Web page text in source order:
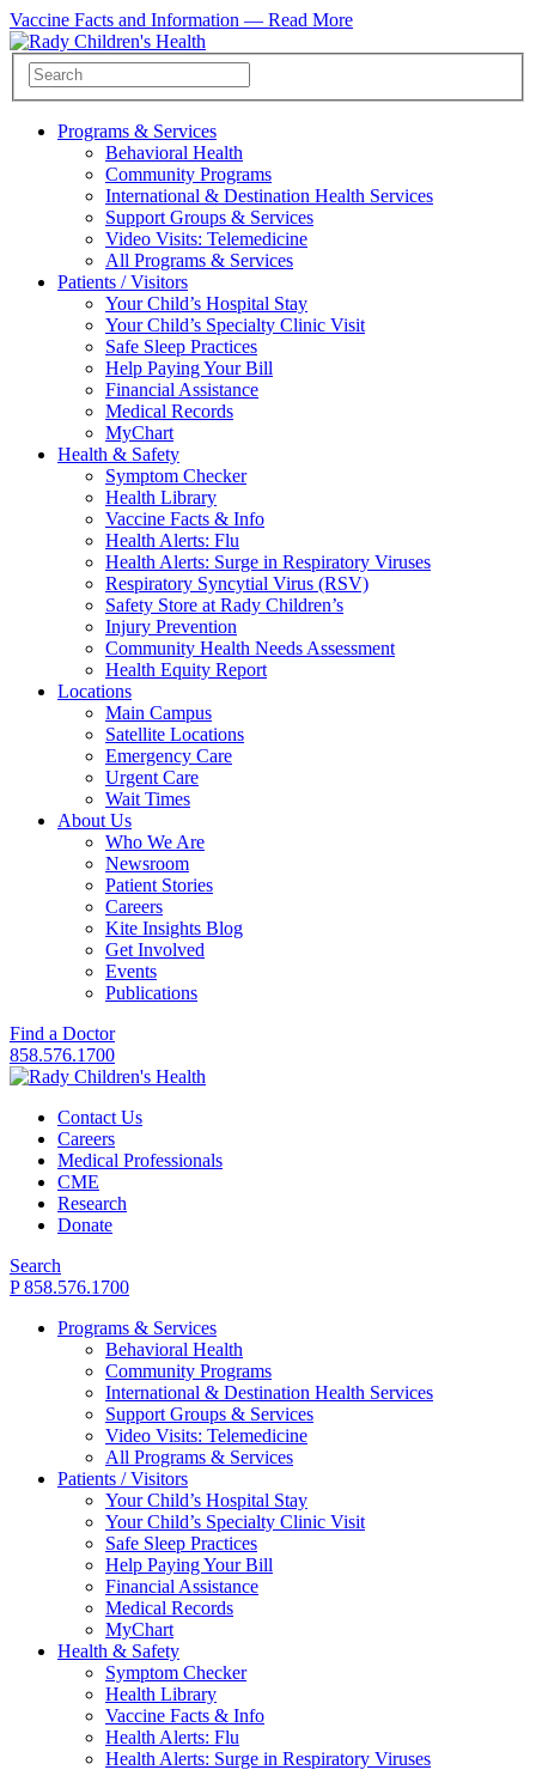
Vaccine Facts and Information — Read More
Programs & Services
Behavioral Health
Community Programs
International & Destination Health Services
Support Groups & Services
Video Visits: Telemedicine
All Programs & Services
Patients / Visitors
Your Child’s Hospital Stay
Your Child’s Specialty Clinic Visit
Safe Sleep Practices
Help Paying Your Bill
Financial Assistance
Medical Records
MyChart
Health & Safety
Symptom Checker
Health Library
Vaccine Facts & Info
Health Alerts: Flu
Health Alerts: Surge in Respiratory Viruses
Respiratory Syncytial Virus (RSV)
Safety Store at Rady Children’s
Injury Prevention
Community Health Needs Assessment
Health Equity Report
Locations
Main Campus
Satellite Locations
Emergency Care
Urgent Care
Wait Times
About Us
Who We Are
Newsroom
Patient Stories
Careers
Kite Insights Blog
Get Involved
Events
Publications
Find a Doctor
858.576.1700
Contact Us
Careers
Medical Professionals
CME
Research
Donate
Search
P 858.576.1700
Programs & Services
Behavioral Health
Community Programs
International & Destination Health Services
Support Groups & Services
Video Visits: Telemedicine
All Programs & Services
Patients / Visitors
Your Child’s Hospital Stay
Your Child’s Specialty Clinic Visit
Safe Sleep Practices
Help Paying Your Bill
Financial Assistance
Medical Records
MyChart
Health & Safety
Symptom Checker
Health Library
Vaccine Facts & Info
Health Alerts: Flu
Health Alerts: Surge in Respiratory Viruses